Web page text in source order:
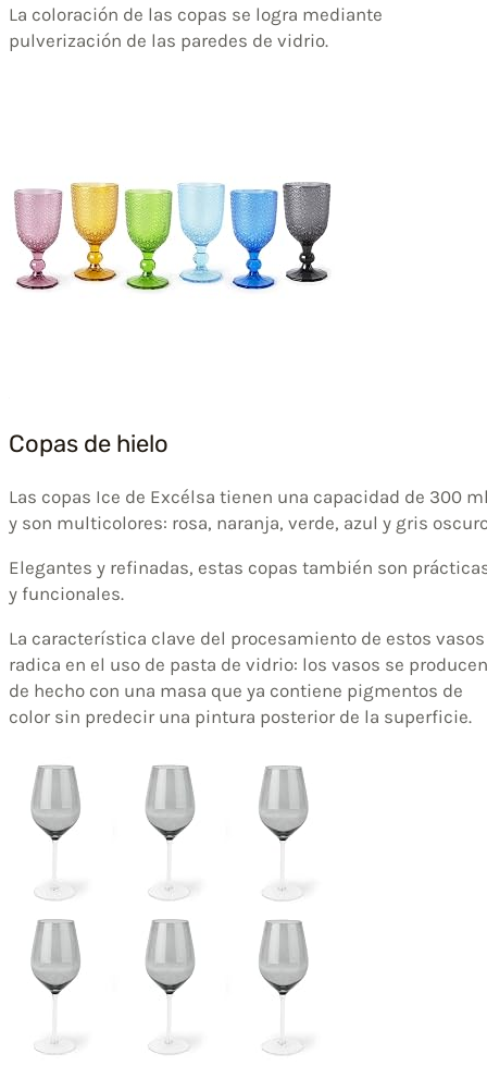
La coloración de las copas se logra mediante
pulverización de las paredes de vidrio.
Copas de hielo
Las copas Ice de Excélsa tienen una capacidad de 300
y son multicolores: rosa, naranja, verde, azul y gris
Elegantes y refinadas, estas copas también son
y funcionales.
La característica clave del procesamiento de estos vasos
radica en el uso de pasta de vidrio: los vasos se producen
de hecho con una masa que ya contiene pigmentos de
color sin predecir una pintura posterior de la superficie.